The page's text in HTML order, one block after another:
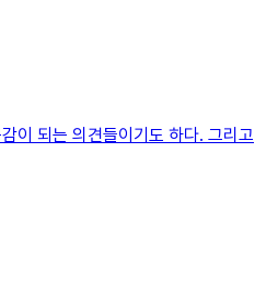
이 되는 의견들이기도 하다. 그리고